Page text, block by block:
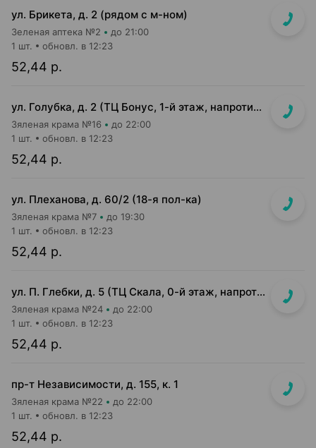
ул. Брикета, д. 2 (рядом с м-ном)
Зеленая аптека №2 до 21:00
52,44 р.
1 шт. обновл. в 12:23
ул. Голубка, д. 2 (ТЦ Бонус, 1-й этаж, напротив входа в м-н Евроопт)
Зяленая крама №16 до 22:00
52,44 р.
1 шт. обновл. в 12:23
ул. Плеханова, д. 60/2 (18-я пол-ка)
Зяленая крама №7 до 19:30
52,44 р.
1 шт. обновл. в 12:23
ул. П. Глебки, д. 5 (ТЦ Скала, 0-й этаж, напротив входа в г-т "Green")
Зяленая крама №24 до 22:00
52,44 р.
1 шт. обновл. в 12:23
пр-т Независимости, д. 155, к. 1
Зяленая крама №22 до 22:00
52,44 р.
1 шт. обновл. в 12:23